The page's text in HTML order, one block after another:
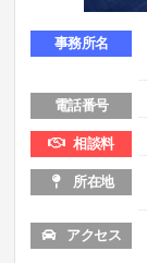
事務所名
電話番号
相談料
所在地
アクセス